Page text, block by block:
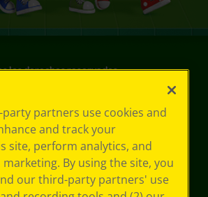
los derechos reservados.
partners use cookies and
and track your
site, perform analytics, and
By using the site, you
our third-party partners' use